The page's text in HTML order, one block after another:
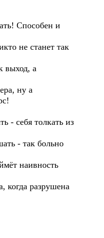
Способен и
не станет так
выход, а
ну а
- себя толкать из
- так больно
наивность
когда разрушена